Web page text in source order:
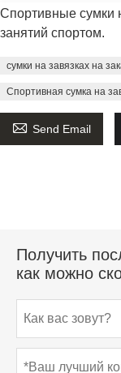
Спортивные сумки
занятий спортом.
сумки на завязках на
Спортивная сумка на
 Send Email
Получить
как можно